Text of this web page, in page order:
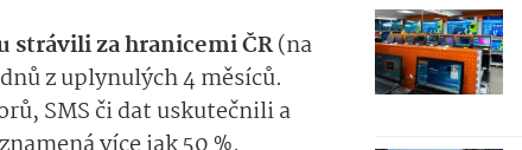
strávili za hranicemi ČR(na
z uplynulých 4 měsíců.
SMS či dat uskutečnili a